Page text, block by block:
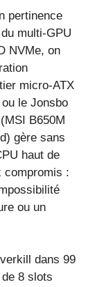
pertinence
multi‑GPU
NVMe, on
micro‑ATX
le Jonsbo
B650M
gère sans
haut de
compromis :
ou un
dans 99
8 slots